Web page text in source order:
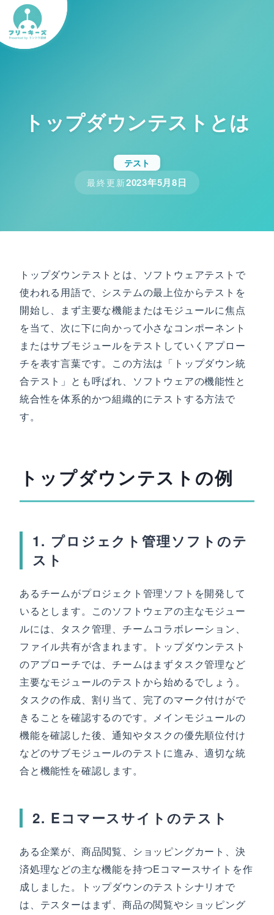
トップダウンテストとは
テスト
最終更新2023年5月8日
トップダウンテストとは、ソフトウェアテストで
使われる用語で、システムの最上位からテストを
開始し、まず主要な機能またはモジュールに焦点
を当て、次に下に向かって小さなコンポーネント
またはサブモジュールをテストしていくアプロー
チを表す言葉です。この方法は「トップダウン統
合テスト」とも呼ばれ、ソフトウェアの機能性と
統合性を体系的かつ組織的にテストする方法で
す。
トップダウンテストの例
1. プロジェクト管理ソフトのテ
スト
あるチームがプロジェクト管理ソフトを開発して
いるとします。このソフトウェアの主なモジュー
ルには、タスク管理、チームコラボレーション、
ファイル共有が含まれます。トップダウンテスト
のアプローチでは、チームはまずタスク管理など
主要なモジュールのテストから始めるでしょう。
タスクの作成、割り当て、完了のマーク付けがで
きることを確認するのです。メインモジュールの
機能を確認した後、通知やタスクの優先順位付け
などのサブモジュールのテストに進み、適切な統
合と機能性を確認します。
2. Eコマースサイトのテスト
ある企業が、商品閲覧、ショッピングカート、決
済処理などの主な機能を持つEコマースサイトを作
成しました。トップダウンのテストシナリオで
は、テスターはまず、商品の閲覧やショッピング